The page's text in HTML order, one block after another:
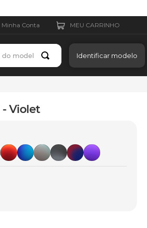
Minha Conta
do modelo
Identificar modelo
Violet